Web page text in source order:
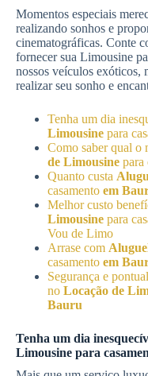
Momentos especiais
realizando sonhos e
cinematográficas. Conte
fornecer sua Limousine
nossos veículos exóticos,
realizar seu sonho e
Tenha um dia
Limousine para
Como saber qual o
de Limousine para
Quanto custa
casamento em
Melhor custo
Limousine para
Vou de Limo
Arrase com
casamento em
Segurança e
no Locação de
Bauru
Tenha um dia
Limousine para